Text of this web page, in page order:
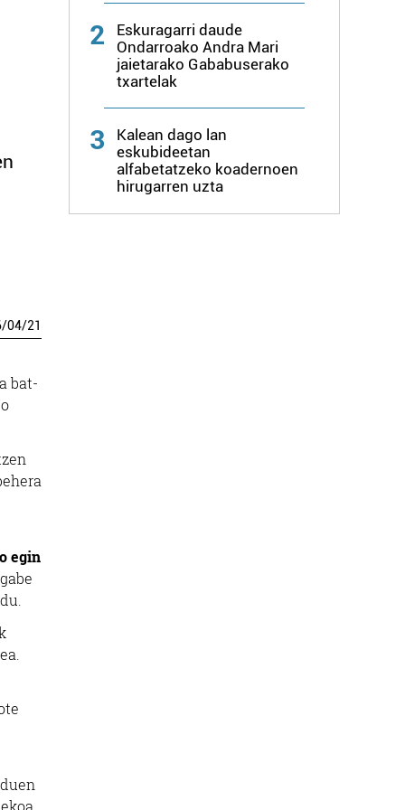
/04/21
bat-
egin
2
Eskuragarri daude
Ondarroako Andra Mari
jaietarako Gababuserako
txartelak
3
Kalean dago lan
eskubideetan
alfabetatzeko koadernoen
hirugarren uzta